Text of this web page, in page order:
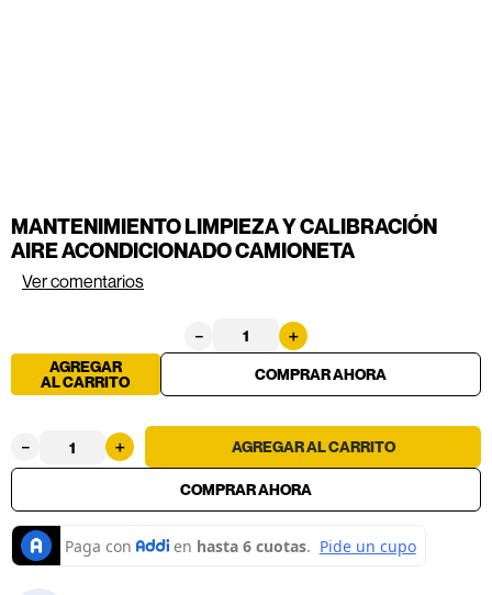
MANTENIMIENTO LIMPIEZA Y CALIBRACIÓN
AIRE ACONDICIONADO CAMIONETA
Ver comentarios
＋
－
AGREGAR
AL CARRITO
＋
－